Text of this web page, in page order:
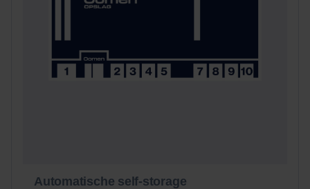
Automatische self-storage